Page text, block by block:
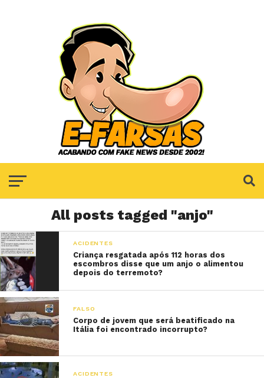
All posts tagged "anjo"
ACIDENTES
Criança resgatada após 112 horas dos
escombros disse que um anjo o alimentou
depois do terremoto?
FALSO
Corpo de jovem que será beatificado na
Itália foi encontrado incorrupto?
ACIDENTES